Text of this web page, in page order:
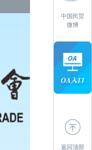
中国民贸
微博
返回顶部